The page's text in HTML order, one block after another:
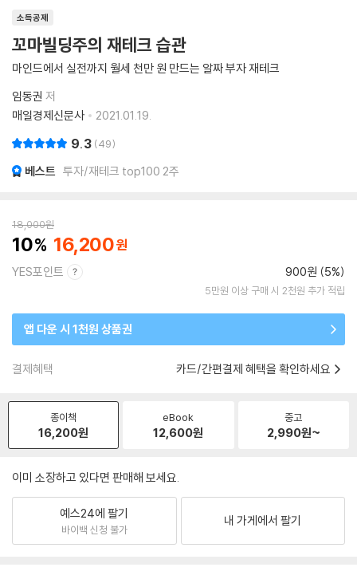
소득공제
꼬마빌딩주의 재테크 습관
마인드에서 실전까지 월세 천만 원 만드는 알짜 부자 재테크
임동권 저
매일경제신문사
2021.01.19.
9.3 49
베스트 투자/재테크 top100 2주
18,000원
10 16,200
YES포인트 900원 (5%)
5만원 이상 구매 시 2천원 추가 적립
앱 다운 시 1천원 상품권
결제혜택 카드/간편결제 혜택을 확인하세요
종이책
16,200원
eBook
12,600원
중고
2,990원~
이미 소장하고 있다면 판매해 보세요.
예스24에 팔기
바이백 신청 불가
내 가게에서 팔기